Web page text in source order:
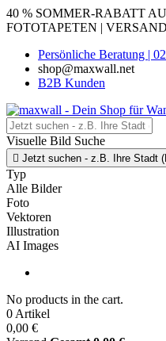
40 % SOMMER-RABATT
FOTOTAPETEN |
Persönliche Beratung |
shop@maxwall.net
B2B Kunden
Visuelle Bild Suche
 Jetzt suchen - z.B. Ihre Stadt
Typ
Alle Bilder
Foto
Vektoren
Illustration
AI Images
No products in the cart.
0 Artikel
0,00 €